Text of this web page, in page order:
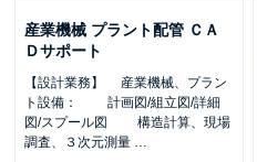
産業機械 プラント配管 ＣＡ
Ｄサポート
【設計業務】 産業機械、プラン
ト設備： 計画図/組立図/詳細
図/スプール図 構造計算、現場
調査、３次元測量 …